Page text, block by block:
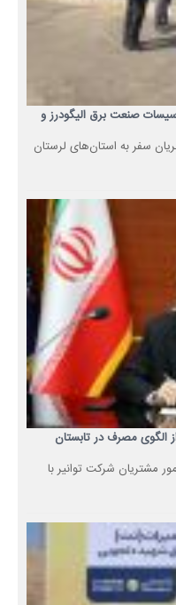
صنعت برق الیگودرز و
سفر به استان‌های لرستان
الگوی مصرف در تابستان
مشتریان شرکت توانیر با